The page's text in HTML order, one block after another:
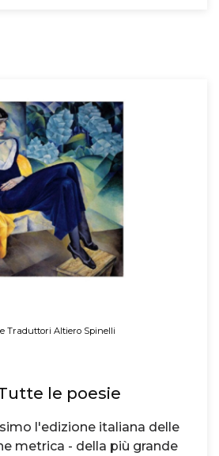
Traduttori Altiero Spinelli
le poesie
l'edizione italiana delle
metrica - della più grande